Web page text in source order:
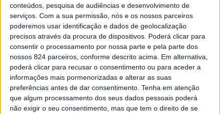
conteúdos, pesquisa de audiências e desenvolvimento de
serviços. Com a sua permissão, nós e os nossos parceiros
poderemos usar identificação e dados de geolocalização
precisos através da procura de dispositivos. Poderá clicar para
consentir o processamento por nossa parte e pela parte dos
nossos 824 parceiros, conforme descrito acima. Em alternativa,
poderá clicar para recusar o consentimento ou para aceder a
informações mais pormenorizadas e alterar as suas
preferências antes de dar consentimento. Tenha em atenção
que algum processamento dos seus dados pessoais poderá
não exigir o seu consentimento, mas que tem o direito de se
Necrologia,Oliveira de Azeméis
Manuel Almeida Costa
(1931-2022)
✞ Faleceu com 91 anos, e foi residente na Azinhaga
Manuel Andrade Serôdio - Calvário, em Oliveira de